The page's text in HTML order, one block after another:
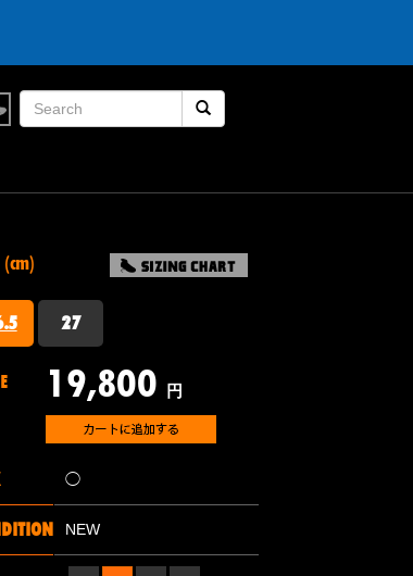
(cm)
27
19,800 円
◯
NEW